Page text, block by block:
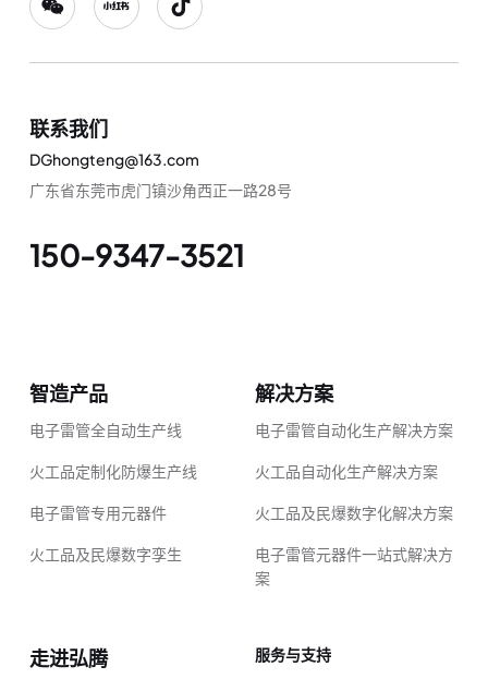
联系我们
DGhongteng@163.com
广东省东莞市虎门镇沙角西正一路28号
150-9347-3521
智造产品
电子雷管全自动生产线
火工品定制化防爆生产线
电子雷管专用元器件
火工品及民爆数字孪生
解决方案
电子雷管自动化生产解决方案
火工品自动化生产解决方案
火工品及民爆数字化解决方案
电子雷管元器件一站式解决方
案
走进弘腾
服务与支持